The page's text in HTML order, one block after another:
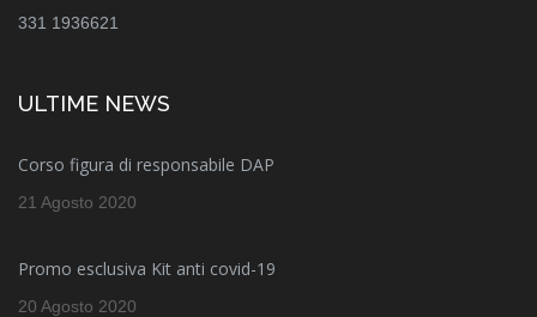
331 1936621
ULTIME NEWS
Corso figura di responsabile DAP
21 Agosto 2020
Promo esclusiva Kit anti covid-19
20 Agosto 2020